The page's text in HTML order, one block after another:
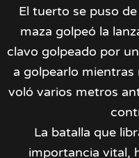
El tuerto se puso
maza golpeó la
clavo golpeado por
a golpearlo
voló varios metros
La batalla que
importancia vital,